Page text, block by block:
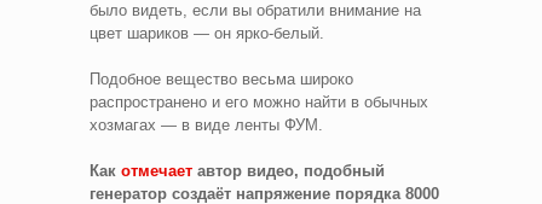
было видеть, если вы обратили внимание на
цвет шариков — он ярко-белый.
Подобное вещество весьма широко
распространено и его можно найти в обычных
хозмагах — в виде ленты ФУМ.
Как отмечает автор видео, подобный
генератор создаёт напряжение порядка 8000